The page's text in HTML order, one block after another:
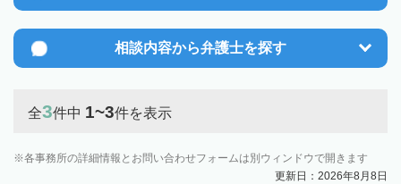
相談内容から弁護士を探す
全3件中 1~3件を表示
各事務所の詳細情報とお問い合わせフォームは別ウィンドウで開きます
更新日：2026年8月8日